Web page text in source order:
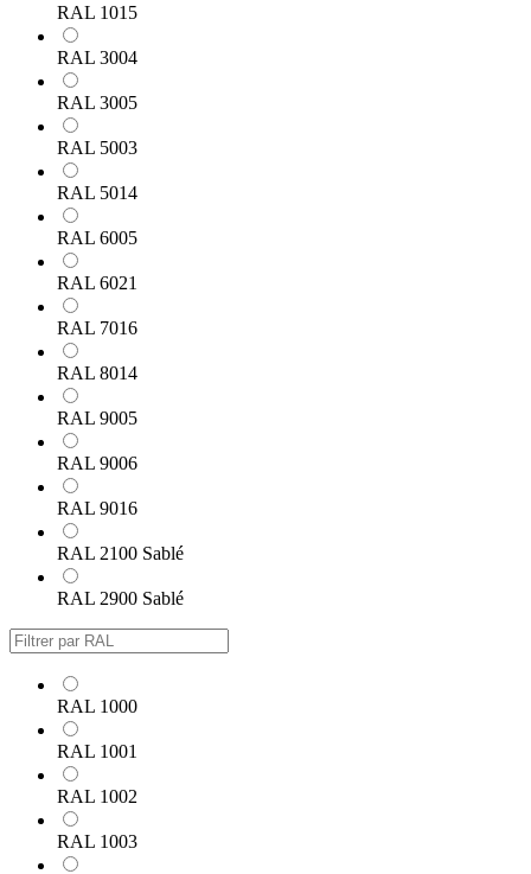
RAL 1015
RAL 3004
RAL 3005
RAL 5003
RAL 5014
RAL 6005
RAL 6021
RAL 7016
RAL 8014
RAL 9005
RAL 9006
RAL 9016
RAL 2100 Sablé
RAL 2900 Sablé
RAL 1000
RAL 1001
RAL 1002
RAL 1003